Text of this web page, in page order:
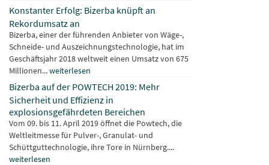
Konstanter Erfolg: Bizerba knüpft an
Rekordumsatz an
Bizerba, einer der führenden Anbieter von Wäge-,
Schneide- und Auszeichnungstechnologie, hat im
Geschäftsjahr 2018 weltweit einen Umsatz von 675
Millionen...weiterlesen
Bizerba auf der POWTECH 2019: Mehr
Sicherheit und Effizienz in
explosionsgefährdeten Bereichen
Vom 09. bis 11. April 2019 öffnet die Powtech, die
Weltleitmesse für Pulver-, Granulat- und
Schüttguttechnologie, ihre Tore in Nürnberg....
weiterlesen